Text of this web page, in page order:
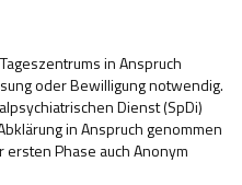
in Anspruch
oder Bewilligung notwendig.
Dienst (SpDi)
in Anspruch genommen
Phase auch Anonym